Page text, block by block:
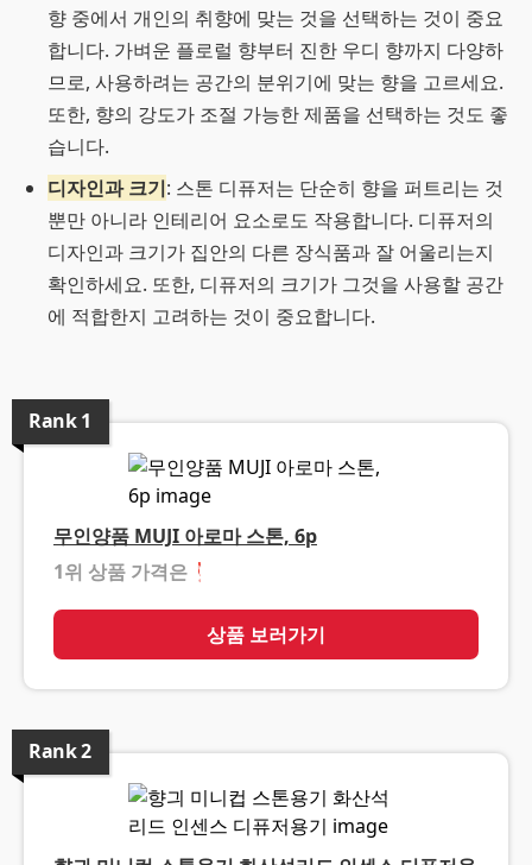
향 중에서 개인의 취향에 맞는 것을 선택하는 것이 중요
합니다. 가벼운 플로럴 향부터 진한 우디 향까지 다양하
므로, 사용하려는 공간의 분위기에 맞는 향을 고르세요.
또한, 향의 강도가 조절 가능한 제품을 선택하는 것도 좋
습니다.
디자인과 크기: 스톤 디퓨저는 단순히 향을 퍼트리는 것
뿐만 아니라 인테리어 요소로도 작용합니다. 디퓨저의
디자인과 크기가 집안의 다른 장식품과 잘 어울리는지
확인하세요. 또한, 디퓨저의 크기가 그것을 사용할 공간
에 적합한지 고려하는 것이 중요합니다.
Rank1
무인양품 MUJI 아로마 스톤, 6p
1위 상품 가격은 ❓
상품 보러가기
Rank2